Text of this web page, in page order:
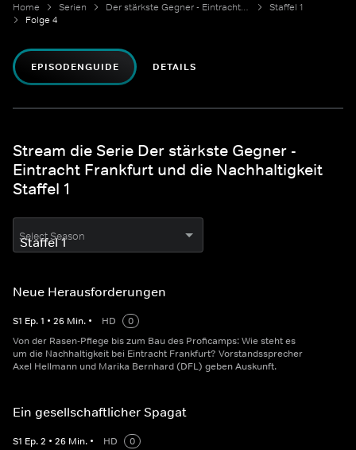
Home Serien Der stärkste Gegner - Eintracht Frankfurt und die Nachhaltigkeit
Staffel 1
Folge 4
EPISODENGUIDE DETAILS
Stream die Serie Der stärkste Gegner -
Eintracht Frankfurt und die Nachhaltigkeit
Staffel 1
Select Season
Neue Herausforderungen
S1 Ep.1 • 26 Min. • HD
0
Von der Rasen-Pflege bis zum Bau des Proficamps: Wie steht es
um die Nachhaltigkeit bei Eintracht Frankfurt? Vorstandssprecher
Axel Hellmann und Marika Bernhard (DFL) geben Auskunft.
Ein gesellschaftlicher Spagat
S1 Ep.2 • 26 Min. • HD
0